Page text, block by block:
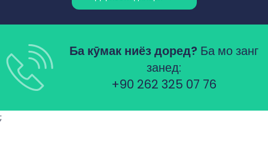
Ба кӯмак ниёз доред? Ба мо занг
занед:
+90 262 325 07 76
;